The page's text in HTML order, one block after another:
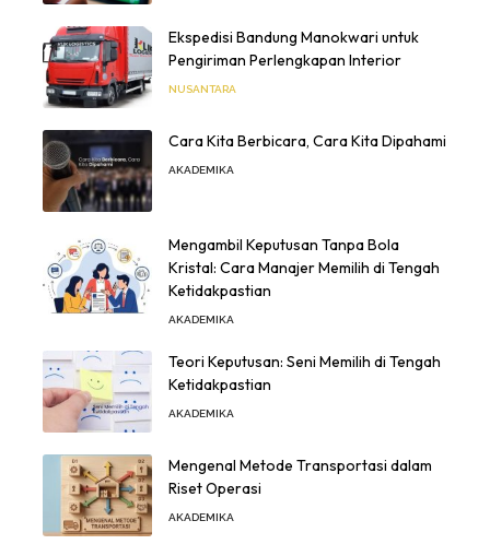
Ekspedisi Bandung Manokwari untuk
Pengiriman Perlengkapan Interior
NUSANTARA
Cara Kita Berbicara, Cara Kita Dipahami
AKADEMIKA
Mengambil Keputusan Tanpa Bola
Kristal: Cara Manajer Memilih di Tengah
Ketidakpastian
AKADEMIKA
Teori Keputusan: Seni Memilih di Tengah
Ketidakpastian
AKADEMIKA
Mengenal Metode Transportasi dalam
Riset Operasi
AKADEMIKA